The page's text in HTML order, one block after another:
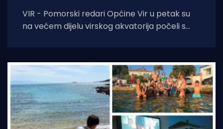
VIR - Pomorski redari Općine Vir u petak su
na većem dijelu virskog akvatorija počeli s